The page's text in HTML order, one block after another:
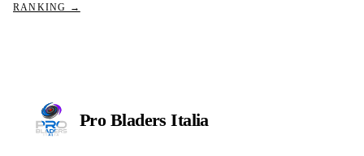
RANKING →
Pro BladersItalia